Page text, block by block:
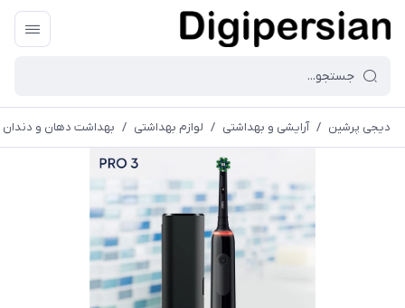
دیجی پرشین / آرایشی و بهداشتی / لوازم بهداشتی / بهداشت دهان و دندان